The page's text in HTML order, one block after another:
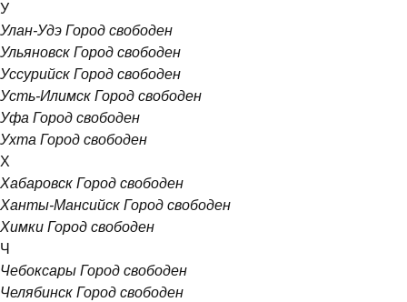
У
Улан-Удэ Город свободен
Ульяновск Город свободен
Уссурийск Город свободен
Усть-Илимск Город свободен
Уфа Город свободен
Ухта Город свободен
Х
Хабаровск Город свободен
Ханты-Мансийск Город свободен
Химки Город свободен
Ч
Чебоксары Город свободен
Челябинск Город свободен